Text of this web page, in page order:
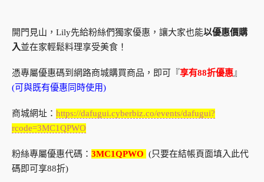
開門見山，Lily先給粉絲們獨家優惠，讓大家也能以優惠價購
入並在家輕鬆料理享受美食！
憑專屬優惠碼到網路商城購買商品，即可『享有88折優惠』
(可與既有優惠同時使用)
商城網址： https://dafugui.cyberbiz.co/events/dafugui?
rcode=3MC1QPWO
粉絲專屬優惠代碼： 3MC1QPWO (只要在結帳頁面填入此代
碼即可享88折)